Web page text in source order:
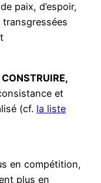
paix, d’espoir,
CONSTRUIRE,
et
(cf. la liste
en compétition,
plus en